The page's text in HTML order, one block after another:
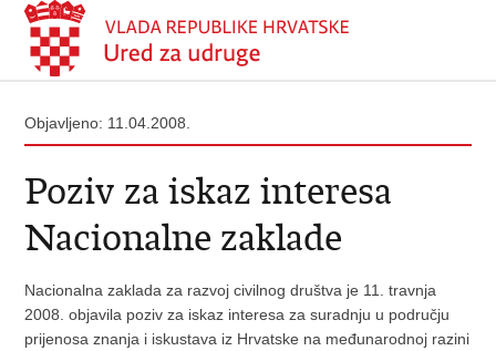
Objavljeno: 11.04.2008.
Poziv za iskaz interesa
Nacionalne zaklade
Nacionalna zaklada za razvoj civilnog društva je 11. travnja
2008. objavila poziv za iskaz interesa za suradnju u području
prijenosa znanja i iskustava iz Hrvatske na međunarodnoj razini